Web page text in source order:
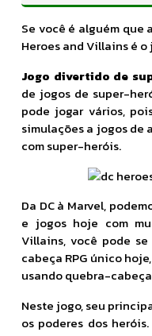
Se você é alguém que
Heroes and Villains é
Jogo divertido de
de jogos de super-
pode jogar vários,
simulações a jogos de
com super-heróis.
Da DC à Marvel,
e jogos hoje com
Villains, você pode
cabeça RPG único
usando quebra-
Neste jogo, seu
os poderes dos